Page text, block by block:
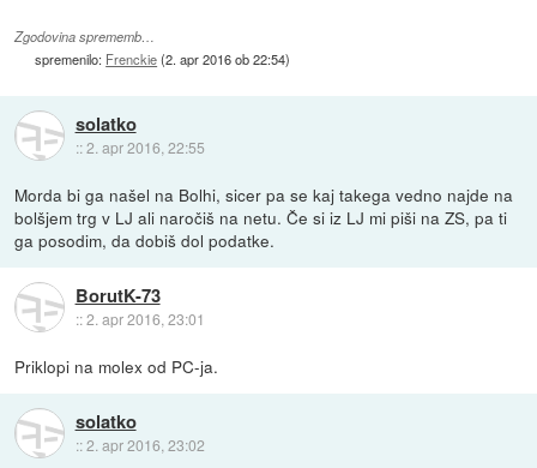
Zgodovina sprememb…
spremenilo: Frenckie(2. apr 2016 ob 22:54)
solatko
::2. apr 2016, 22:55
Morda bi ga našel na Bolhi, sicer pa se kaj takega vedno najde na
bolšjem trg v LJ ali naročiš na netu. Če si iz LJ mi piši na ZS, pa ti
ga posodim, da dobiš dol podatke.
BorutK-73
::2. apr 2016, 23:01
Priklopi na molex od PC-ja.
solatko
::2. apr 2016, 23:02